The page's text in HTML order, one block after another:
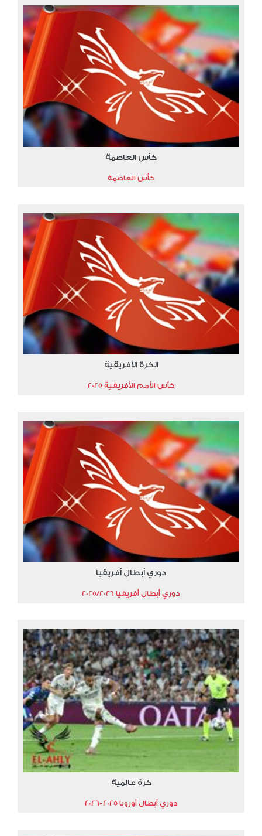
كأس العاصمة
كأس العاصمة
الكرة الأفريقية
كأس الأمم الأفريقية 2025
دوري أبطال أفريقيا
دوري أبطال أفريقيا 2025/2026
كرة عالمية
دوري أبطال أوروبا 2025-2026